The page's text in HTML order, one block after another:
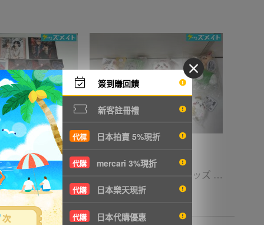
簽到賺回饋
新客註冊禮
代標 日本拍賣 5%現折
代購 mercari 3%現折
代購 日本樂天現折
代購 日本代購優惠
08 【現状】 BL グッズ まとめ売り ピンクハートジャム 他 アクリルスタンド クリアファイル 他 08 【現状】 ちいかわ グッズ ぬくぬくの装いマスコット ぴーぽぽぬいぐるみ 季節だもんマスコット うさぎ ハチワレ 他
5252円 NT1136